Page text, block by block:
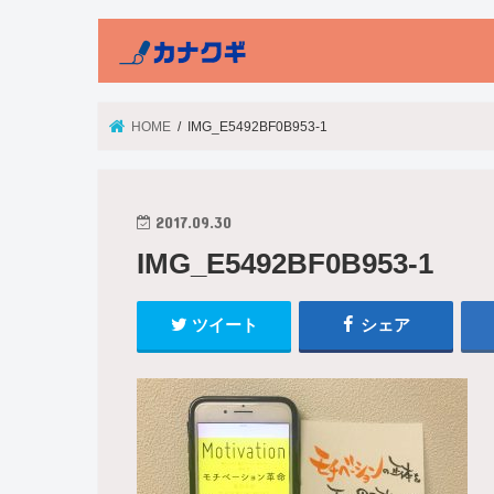
HOME IMG_E5492BF0B953-1
2017.09.30
IMG_E5492BF0B953-1
ツイート シェア